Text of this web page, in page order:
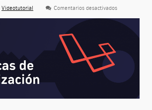
Videotutorial
Comentarios desactivados